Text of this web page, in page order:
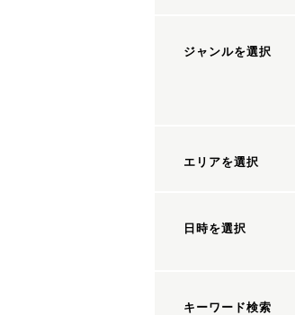
ジャンルを選択
エリアを選択
日時を選択
キーワード検索